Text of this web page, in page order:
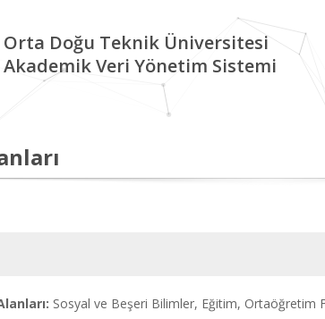
Orta Doğu Teknik Üniversitesi
Akademik Veri Yönetim Sistemi
Sosyal ve Beşeri Bilimler, Eğitim, Ortaöğretim